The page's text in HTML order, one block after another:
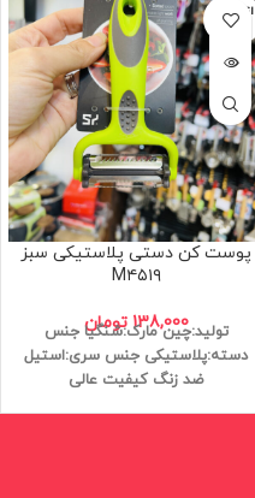
اتمام مو
جودی
پوست کن دستی پلاستیکی سبز
M۴۵۱۹
138,000 تومان تولید:چین مارک:شنگیا جنس
دسته:پلاستیکی جنس سری:استیل
ضد زنگ کیفیت عالی